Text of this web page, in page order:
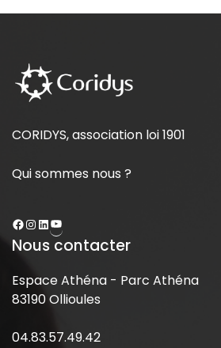
CORIDYS, association loi 1901
Qui sommes nous ?
Nous contacter
Espace Athéna - Parc Athéna
83190 Ollioules
04.83.57.49.42